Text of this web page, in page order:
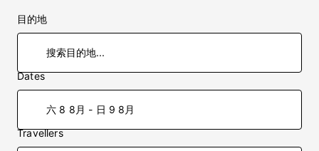
目的地
Dates
六 8 8月 - 日 9 8月
Travellers